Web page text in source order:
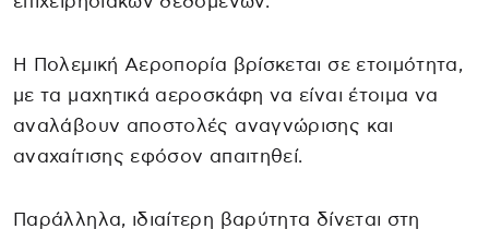
Η Πολεμική Αεροπορία βρίσκεται σε ετοιμότητα,
με τα μαχητικά αεροσκάφη να είναι έτοιμα να
αναλάβουν αποστολές αναγνώρισης και
αναχαίτισης εφόσον απαιτηθεί.
Παράλληλα, ιδιαίτερη βαρύτητα δίνεται στη